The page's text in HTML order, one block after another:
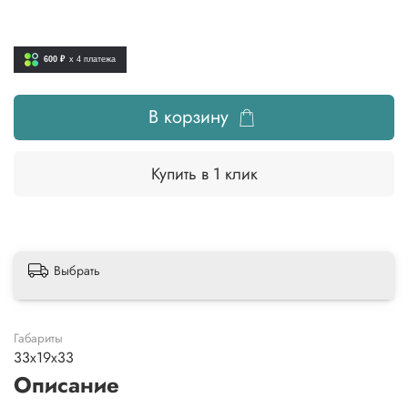
600 ₽ x 4 платежа
В корзину
Купить в 1 клик
Выбрать
Габариты
33x19x33
Описание